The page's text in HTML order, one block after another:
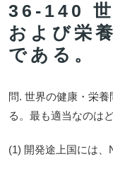
36-140 世
および栄
である。
問. 世界の健康・栄
る。最も適当なのは
(1) 開発途上国には、